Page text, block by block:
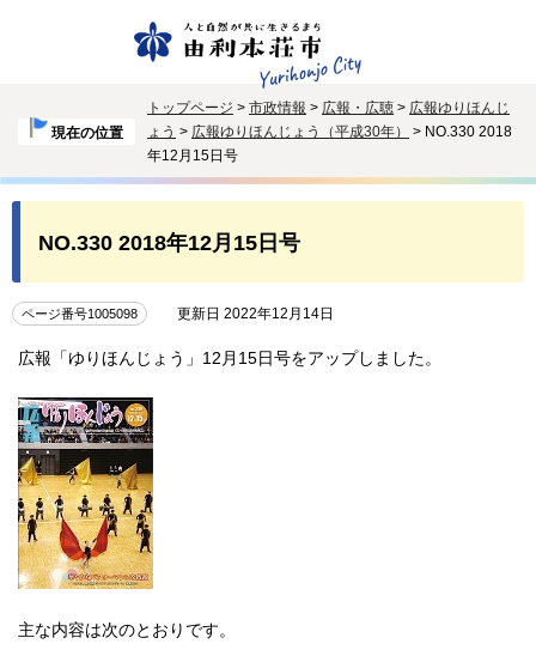
現在の位置
トップページ > 市政情報 > 広報・広聴 > 広報ゆりほんじ
ょう > 広報ゆりほんじょう（平成30年）
> NO.330 2018
年12月15日号
NO.330 2018年12月15日号
ページ番号1005098 更新日 2022年12月14日
広報「ゆりほんじょう」12月15日号をアップしました。
主な内容は次のとおりです。